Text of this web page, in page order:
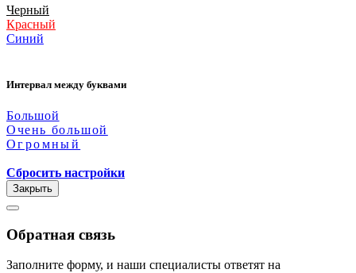
Черный
Красный
Синий
Интервал между буквами
Большой
Очень большой
Огромный
Сбросить настройки
Закрыть
Обратная связь
Заполните форму, и наши специалисты ответят на